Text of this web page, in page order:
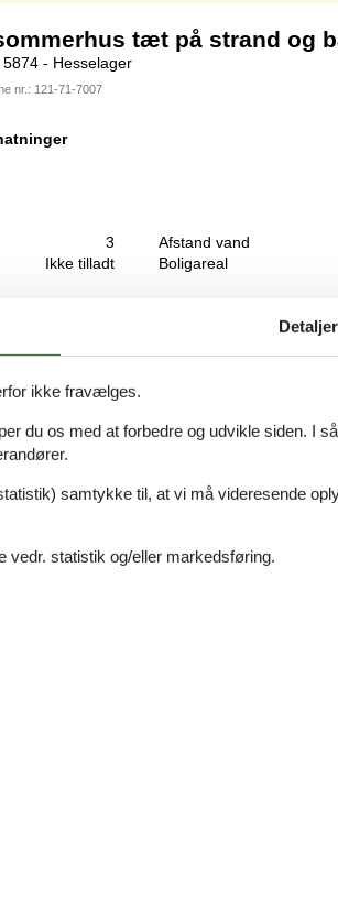
tæt på strand og
- Hesselager
nr.: 121-71-7007
3
Ikke tilladt
Afstand vand
Boligareal
både ugenert terrasse bag huset,
fra huset ligger der en campingplads, hvor
med havudsigt på Fyns
nr.:130-G53557
velkommen i smukke landlige omgivelser
og nyd spillehygge med godter og
Detaljer
ikke fravælges.
du os med at forbedre og udvikle siden. I
samtykke til, at vi må videresende
statistik og/eller markedsføring.